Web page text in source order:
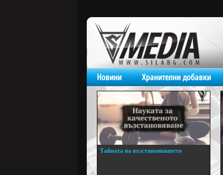
Новини Хранителни добавки
Тайната на възстановяването